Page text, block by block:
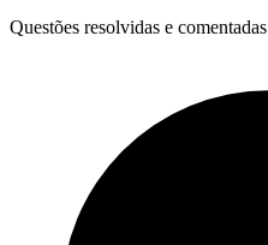
Questões resolvidas e comentadas